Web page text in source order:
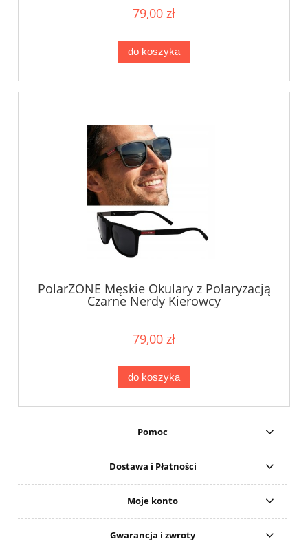
79,00 zł
do koszyka
PolarZONE Męskie Okulary z Polaryzacją
Czarne Nerdy Kierowcy
79,00 zł
do koszyka
Pomoc
Dostawa i Płatności
Moje konto
Gwarancja i zwroty